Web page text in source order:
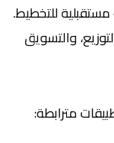
للتخطيط.
والتسويق
مترابطة: